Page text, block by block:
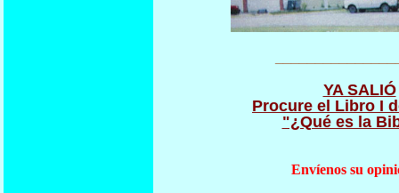
YA SALIÓ
Procure el Libro I
"¿Qué es la
Envíenos su